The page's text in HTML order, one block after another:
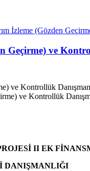
İzleme (Gözden
Geçirme) ve
ve Kontrollük
II EK
DANIŞMANLIĞI